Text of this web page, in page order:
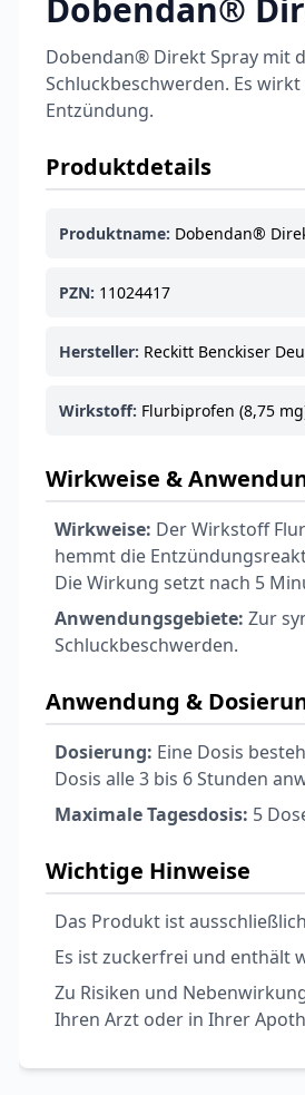
Dobendan®
Dobendan® Direkt Spray mit
Schluckbeschwerden. Es
Entzündung.
Produktdetails
Produktname: Dobendan®
PZN: 11024417
Hersteller: Reckitt Benckiser
Wirkstoff: Flurbiprofen (8,75
Wirkweise &
Wirkweise: Der Wirkstoff
hemmt die
Die Wirkung setzt nach 5
Anwendungsgebiete: Zur
Schluckbeschwerden.
Anwendung &
Dosierung: Eine Dosis
Dosis alle 3 bis 6 Stunden
Maximale Tagesdosis: 5
Wichtige Hinweise
Das Produkt ist
Es ist zuckerfrei und enthält
Zu Risiken und
Ihren Arzt oder in Ihrer